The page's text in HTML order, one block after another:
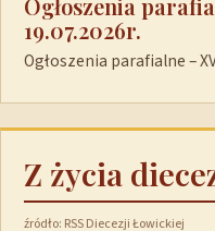
Ogłoszenia
19.07.2026r.
Ogłoszenia parafialne –
Z życia
źródło: RSS Diecezji Łowickiej